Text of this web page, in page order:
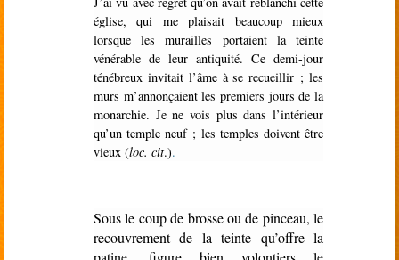
église, qui me plaisait beaucoup mieux
lorsque les murailles portaient la teinte
vénérable de leur antiquité. Ce demi-jour
ténébreux invitait l’âme à se recueillir ; les
murs m’annonçaient les premiers jours de la
monarchie. Je ne vois plus dans l’intérieur
qu’un temple neuf ; les temples doivent être
vieux (loc. cit.).
Sous le coup de brosse ou de pinceau, le
recouvrement de la teinte qu’offre la